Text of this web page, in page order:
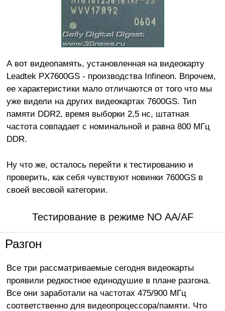
А вот видеопамять, установленная на видеокарту
Leadtek PX7600GS - производства Infineon. Впрочем,
ее характеристики мало отличаются от того что мы
уже видели на других видеокартах 7600GS. Тип
памяти DDR2, время выборки 2,5 нс, штатная
частота совпадает с номинальной и равна 800 МГц
DDR.
Ну что же, осталось перейти к тестированию и
проверить, как себя чувствуют новинки 7600GS в
своей весовой категории.
Тестирование в режиме NO AA/AF
Разгон
Все три рассматриваемые сегодня видеокарты
проявили редкостное единодушие в плане разгона.
Все они заработали на частотах 475/900 МГц
соответственно для видеопроцессора/памяти. Что